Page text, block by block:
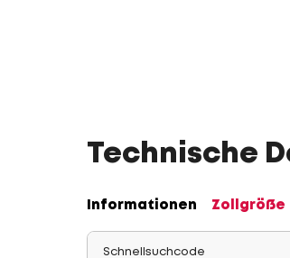
Technische
Informationen Zollgröße
Schnellsuchcode